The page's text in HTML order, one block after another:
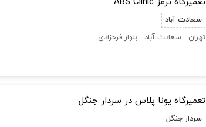
سعادت آباد
تهران - سعادت آباد - بلوار فرحزادی
تعمیرگاه یونا پلاس در سردار جنگل
سردار جنگل